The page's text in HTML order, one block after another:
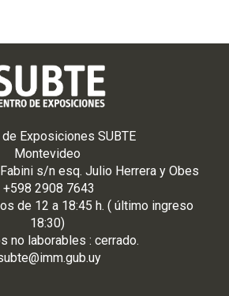
Exposiciones SUBTE
Montevideo
s/n esq. Julio Herrera y Obes
+598 2908 7643
de 12 a 18:45 h. ( último ingreso
18:30)
no laborables : cerrado.